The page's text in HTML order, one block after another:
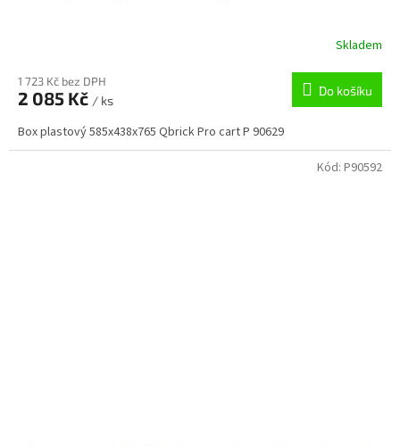
Skladem
1 723 Kč bez DPH
2 085 Kč / ks
Do košíku
Box plastový 585x438x765 Qbrick Pro cart P 90629
Kód: P90592